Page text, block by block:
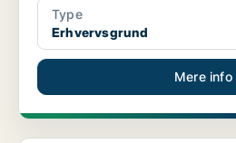
Type
Erhvervsgrund
Mere info